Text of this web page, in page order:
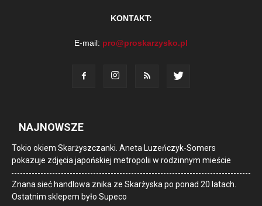
KONTAKT:
E-mail: pro@proskarzysko.pl
NAJNOWSZE
Tokio okiem Skarżyszczanki. Aneta Luzeńczyk-Somers
pokazuje zdjęcia japońskiej metropolii w rodzinnym mieście
Znana sieć handlowa znika ze Skarżyska po ponad 20 latach.
Ostatnim sklepem było Supeco